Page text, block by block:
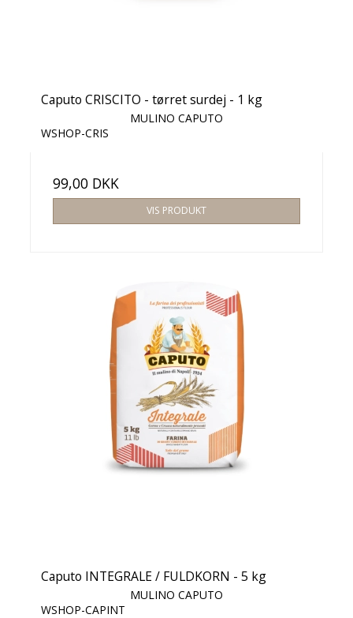
Caputo CRISCITO - tørret surdej - 1 kg
MULINO CAPUTO
WSHOP-CRIS
99,00 DKK
VIS PRODUKT
Caputo INTEGRALE / FULDKORN - 5 kg
MULINO CAPUTO
WSHOP-CAPINT